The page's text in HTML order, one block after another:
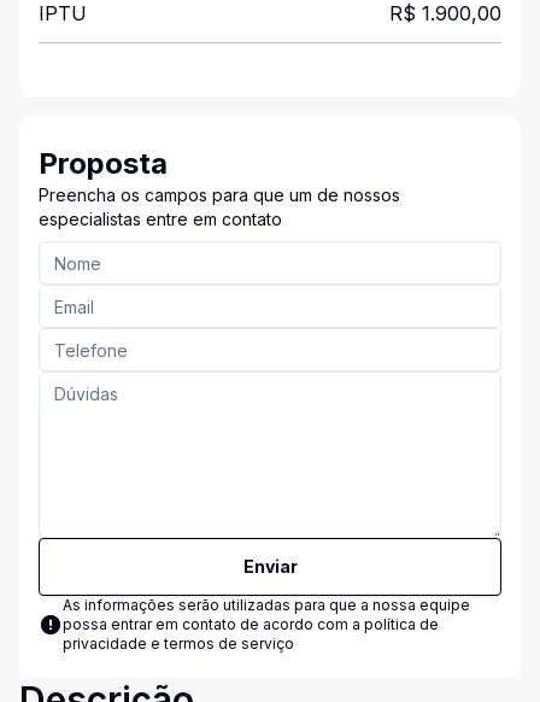
IPTU R$ 1.900,00
Proposta
Preencha os campos para que um de nossos
especialistas entre em contato
Enviar
As informações serão utilizadas para que a nossa equipe
possa entrar em contato de acordo com a política de
privacidade e termos de serviço